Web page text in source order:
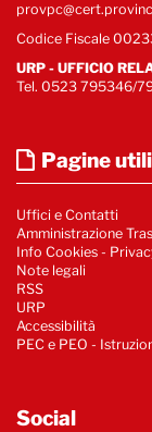
Codice Fiscale
URP - UFFICIO
Tel. 0523 795346/
Pagine utili
Uffici e Contatti
Amministrazione
Info Cookies -
Note legali
RSS
URP
Accessibilità
PEC e PEO -
Social